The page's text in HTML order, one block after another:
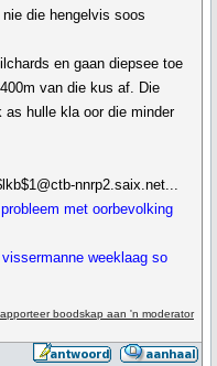
die hengelvis soos
en gaan diepsee toe
van die kus af. Die
as hulle kla oor die minder
nnrp2.saix.net...
met oorbevolking
weeklaag so
boodskap aan 'n moderator